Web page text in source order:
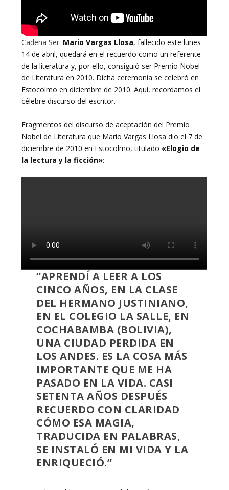
Cadena Ser. Mario Vargas Llosa, fallecido este lunes
14 de abril, quedará en el recuerdo como un referente
de la literatura y, por ello, consiguió ser Premio Nobel
de Literatura en 2010. Dicha ceremonia se celebró en
Estocolmo en diciembre de 2010. Aquí, recordamos el
célebre discurso del escritor.
Fragmentos del discurso de aceptación del Premio
Nobel de Literatura que Mario Vargas Llosa dio el 7 de
diciembre de 2010 en Estocolmo, titulado «Elogio de
la lectura y la ficción»:
“APRENDÍ A LEER A LOS
CINCO AÑOS, EN LA CLASE
DEL HERMANO JUSTINIANO,
EN EL COLEGIO LA SALLE, EN
COCHABAMBA (BOLIVIA),
UNA CIUDAD PERDIDA EN
LOS ANDES. ES LA COSA MÁS
IMPORTANTE QUE ME HA
PASADO EN LA VIDA. CASI
SETENTA AÑOS DESPUÉS
RECUERDO CON CLARIDAD
CÓMO ESA MAGIA,
TRADUCIDA EN PALABRAS,
SE INSTALÓ EN MI VIDA Y LA
ENRIQUECIÓ.”